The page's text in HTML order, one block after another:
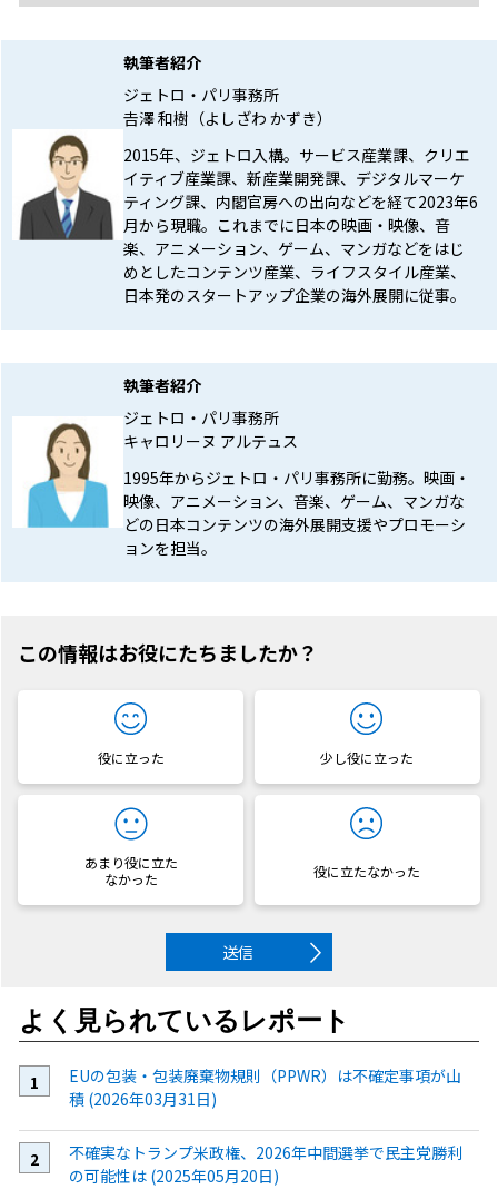
執筆者紹介
ジェトロ・パリ事務所
𠮷澤 和樹（よしざわ かずき）
2015年、ジェトロ入構。サービス産業課、クリエ
イティブ産業課、新産業開発課、デジタルマーケ
ティング課、内閣官房への出向などを経て2023年6
月から現職。これまでに日本の映画・映像、音
楽、アニメーション、ゲーム、マンガなどをはじ
めとしたコンテンツ産業、ライフスタイル産業、
日本発のスタートアップ企業の海外展開に従事。
執筆者紹介
ジェトロ・パリ事務所
キャロリーヌ アルテュス
1995年からジェトロ・パリ事務所に勤務。映画・
映像、アニメーション、音楽、ゲーム、マンガな
どの日本コンテンツの海外展開支援やプロモーシ
ョンを担当。
この情報はお役にたちましたか？
役に立った 少し役に立った
あまり役に立た
なかった
役に立たなかった
送信
よく見られているレポート
EUの包装・包装廃棄物規則（PPWR）は不確定事項が山
積 (2026年03月31日)
不確実なトランプ米政権、2026年中間選挙で民主党勝利
の可能性は (2025年05月20日)